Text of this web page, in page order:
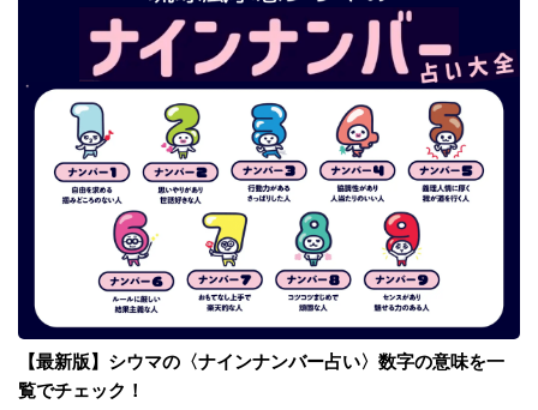
【最新版】シウマの〈ナインナンバー占い〉数字の意味を一
覧でチェック！